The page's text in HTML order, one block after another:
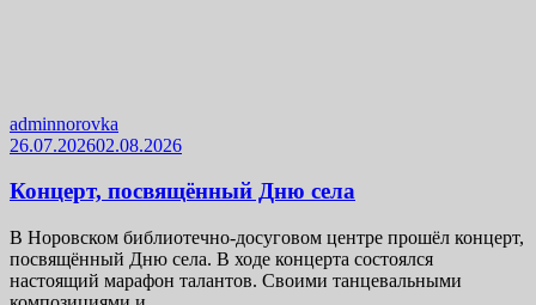
adminnorovka
26.07.202602.08.2026
Концерт, посвящённый Дню села
В Норовском библиотечно-досуговом центре прошёл концерт,
посвящённый Дню села. В ходе концерта состоялся
настоящий марафон талантов. Своими танцевальными